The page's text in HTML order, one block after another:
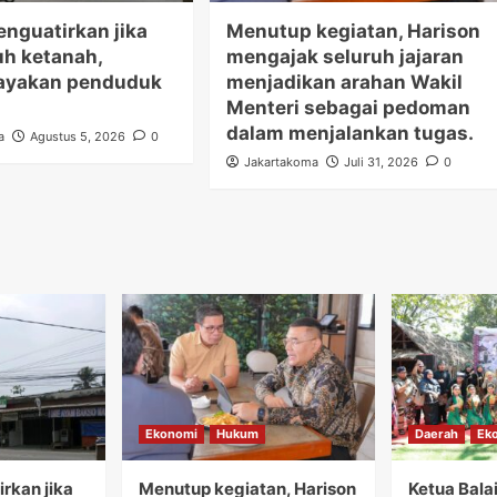
jika
ketanah,
penduduk
Agustus 5, 2026 0
Menutup kegiatan, Harison
mengajak seluruh jajaran
menjadikan arahan Wakil
Menteri sebagai pedoman
dalam menjalankan tugas.
Jakartakoma Juli 31, 2026 0
jika
Ekonomi Hukum
Menutup kegiatan, Harison
Daerah
Ketua